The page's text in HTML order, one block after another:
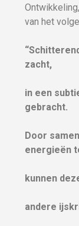
van het
zacht,
in een
gebracht.
Door
energieën
kunnen
andere